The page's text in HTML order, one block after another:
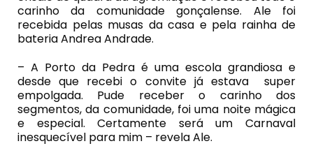
carinho da comunidade gonçalense. Ale foi
recebida pelas musas da casa e pela rainha de
bateria Andrea Andrade.
– A Porto da Pedra é uma escola grandiosa e
desde que recebi o convite já estava super
empolgada. Pude receber o carinho dos
segmentos, da comunidade, foi uma noite mágica
e especial. Certamente será um Carnaval
inesquecível para mim – revela Ale.